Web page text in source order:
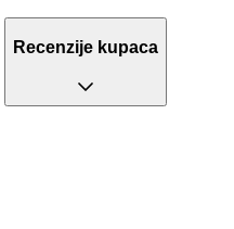
Recenzije kupaca